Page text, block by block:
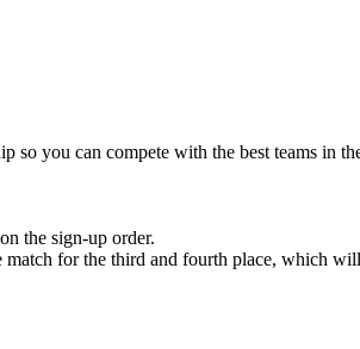
you can compete with the best teams in
the sign-up order.
for the third and fourth place, which